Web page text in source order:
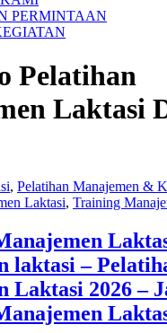
PERMINTAAN
Pelatihan
Laktasi
, Pelatihan Manajemen &
Laktasi, Training
laktasi –
Laktasi 2026 –